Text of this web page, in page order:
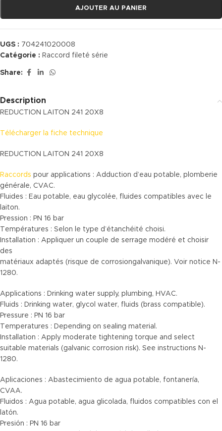
AJOUTER AU PANIER
UGS : 704241020008
Catégorie : Raccord fileté série
Share:
Description
REDUCTION LAITON 241 20X8
Télécharger la fiche technique
REDUCTION LAITON 241 20X8
Raccords pour applications : Adduction d’eau potable, plomberie
générale, CVAC.
Fluides : Eau potable, eau glycolée, fluides compatibles avec le
laiton.
Pression : PN 16 bar
Températures : Selon le type d’étanchéité choisi.
Installation : Appliquer un couple de serrage modéré et choisir
des
matériaux adaptés (risque de corrosiongalvanique). Voir notice N-
1280.
Applications : Drinking water supply, plumbing, HVAC.
Fluids : Drinking water, glycol water, fluids (brass compatible).
Pressure : PN 16 bar
Temperatures : Depending on sealing material.
Installation : Apply moderate tightening torque and select
suitable materials (galvanic corrosion risk). See instructions N-
1280.
Aplicaciones : Abastecimiento de agua potable, fontanería,
CVAA.
Fluidos : Agua potable, agua glicolada, fluidos compatibles con el
latón.
Presión : PN 16 bar